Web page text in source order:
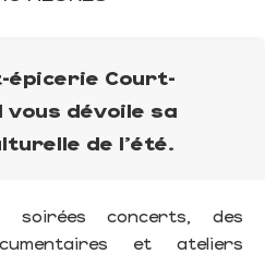
Court-
dévoile sa
de l'été.
soirées concerts, des
et ateliers